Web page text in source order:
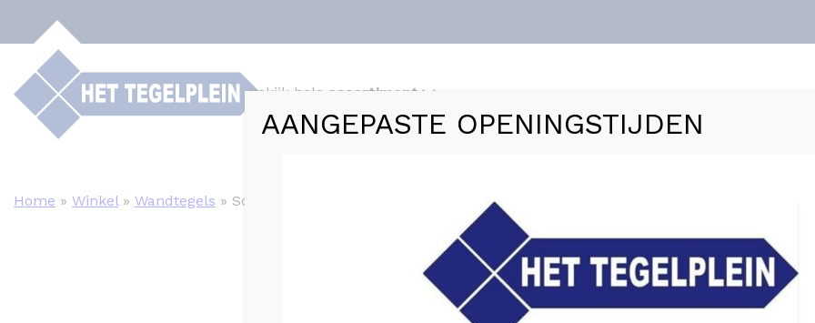
Bekijk hele assortiment
Home » Winkel » Wandtegels » Sottocer SENSE Groen mat – 13×13
AANGEPASTE OPENINGSTIJDEN